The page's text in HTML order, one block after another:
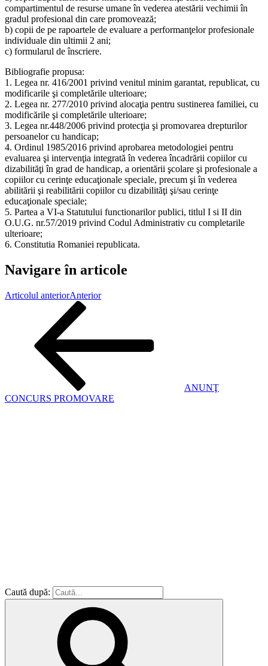
compartimentul de resurse umane în vederea atestării vechimii în
gradul profesional din care promovează;
b) copii de pe rapoartele de evaluare a performanţelor profesionale
individuale din ultimii 2 ani;
c) formularul de înscriere.
Bibliografie propusa:
1. Legea nr. 416/2001 privind venitul minim garantat, republicat, cu
modificarile şi completările ulterioare;
2. Legea nr. 277/2010 privind alocaţia pentru sustinerea familiei, cu
modificările şi completările ulterioare;
3. Legea nr.448/2006 privind protecţia şi promovarea drepturilor
persoanelor cu handicap;
4. Ordinul 1985/2016 privind aprobarea metodologiei pentru
evaluarea şi intervenţia integrată în vederea încadrării copiilor cu
dizabilităţi în grad de handicap, a orientării şcolare şi profesionale a
copiilor cu cerinţe educaţionale speciale, precum şi în vederea
abilitării şi reabilitării copiilor cu dizabilităţi şi/sau cerinţe
educaţionale speciale;
5. Partea a VI-a Statutului functionarilor publici, titlul I si II din
O.U.G. nr.57/2019 privind Codul Administrativ cu completarile
ulterioare;
6. Constitutia Romaniei republicata.
Navigare în articole
Articolul anteriorAnterior
ANUNŢ
CONCURS PROMOVARE
Caută după: